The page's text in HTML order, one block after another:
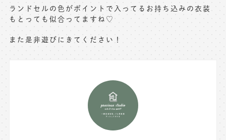
ランドセルの色がポイントで入ってるお持ち込みの衣装
もとっても似合ってますね♡
また是非遊びにきてください！